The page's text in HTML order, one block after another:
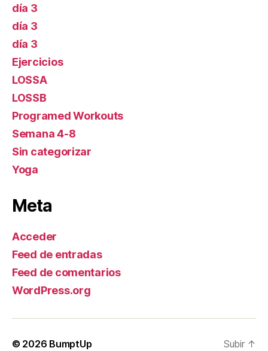
día 3
día 3
día 3
Ejercicios
LOSSA
LOSSB
Programed Workouts
Semana 4-8
Sin categorizar
Yoga
Meta
Acceder
Feed de entradas
Feed de comentarios
WordPress.org
© 2026 BumptUp Subir ↑